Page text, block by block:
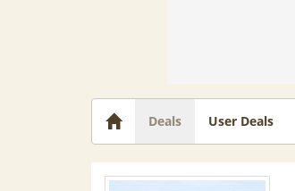
Deals User Deals